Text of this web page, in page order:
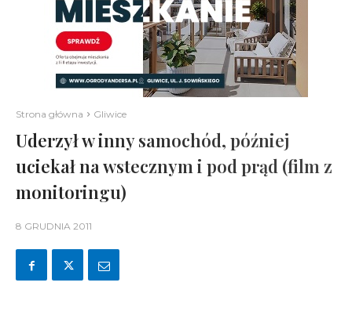
Strona główna Gliwice
Uderzył w inny samochód, później
uciekał na wstecznym i pod prąd (film z
monitoringu)
8 GRUDNIA 2011